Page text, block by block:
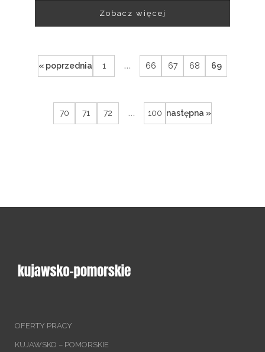
Zobacz więcej
« poprzednia 1 ... 66 67 68 69
70 71 72 ... 100 następna »
OFERTY PRACY
KUJAWSKO – POMORSKIE